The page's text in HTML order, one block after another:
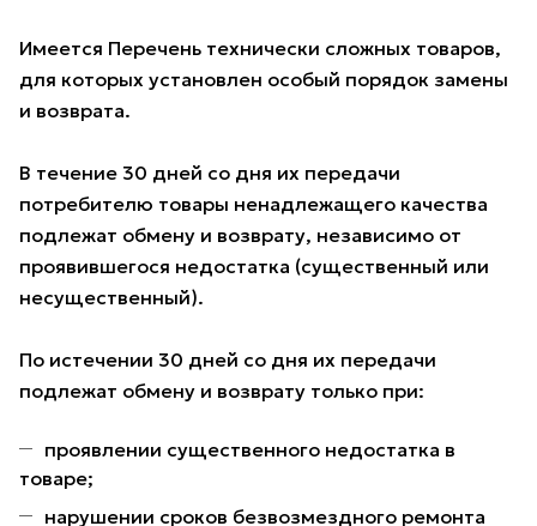
Имеется Перечень технически сложных товаров,
для которых установлен особый порядок замены
и возврата.
В течение 30 дней со дня их передачи
потребителю товары ненадлежащего качества
подлежат обмену и возврату, независимо от
проявившегося недостатка (существенный или
несущественный).
По истечении 30 дней со дня их передачи
подлежат обмену и возврату только при:
проявлении существенного недостатка в
товаре;
нарушении сроков безвозмездного ремонта